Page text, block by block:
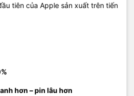
tiên của Apple sản xuất trên tiến
hơn – pin lâu hơn